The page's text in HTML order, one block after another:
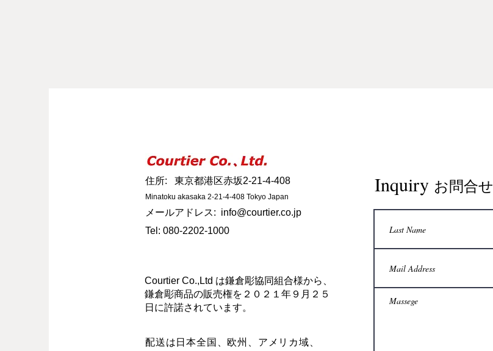
住所: 東京都港区赤坂2-21-4-408
Minatoku akasaka 2-21-4-408 Tokyo Japan
メールアドレス: info@courtier.co.jp
​Tel: 080-2202-1000
Courtier Co.,Ltd は鎌倉彫協同組合様から、
鎌倉彫商品の販売権を２０２１年９月２５
日に許諾されています。
配送は日本全国、欧州、アメリカ域、
Inquiry お問合せ